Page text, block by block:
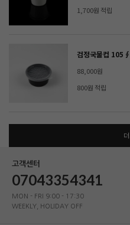
1,700원 적립
검정국물컵
88,000원
800원 적립
고객센터
07043354341
MON - FRI 9:00 - 17:30
WEEKLY, HOLIDAY OFF